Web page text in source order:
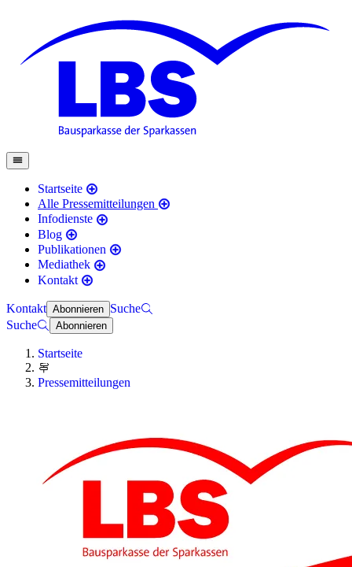
Startseite
Alle Pressemitteilungen
Infodienste
Blog
Publikationen
Mediathek
Kontakt
Kontakt Abonnieren Suche
Suche
Abonnieren
Startseite
Pressemitteilungen